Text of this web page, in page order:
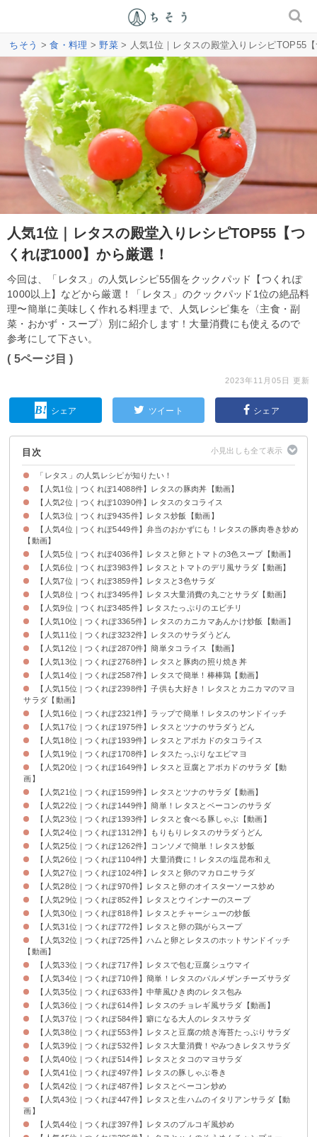
ちそう >食・料理 >野菜> 人気1位｜レタスの殿堂入りレシピTOP55
人気1位｜レタスの殿堂入りレシピTOP55【つ
くれぽ1000】から厳選！
今回は、「レタス」の人気レシピ55個をクックパッド【つくれぽ
1000以上】などから厳選！「レタス」のクックパッド1位の絶品料
理〜簡単に美味しく作れる料理まで、人気レシピ集を〈主食・副
菜・おかず・スープ〉別に紹介します！大量消費にも使えるので
参考にして下さい。
( 5ページ目 )
2023年11月05日 更新
シェア ツイート シェア
目次
「レタス」の人気レシピが知りたい！
【人気1位｜つくれぽ14088件】レタスの豚肉丼【動画】
【人気2位｜つくれぽ10390件】レタスのタコライス
【人気3位｜つくれぽ9435件】レタス炒飯【動画】
【人気4位｜つくれぽ5449件】弁当のおかずにも！レタスの豚肉巻き炒め
【動画】
【人気5位｜つくれぽ4036件】レタスと卵とトマトの3色スープ【動画】
【人気6位｜つくれぽ3983件】レタスとトマトのデリ風サラダ【動画】
【人気7位｜つくれぽ3859件】レタスと3色サラダ
【人気8位｜つくれぽ3495件】レタス大量消費の丸ごとサラダ【動画】
【人気9位｜つくれぽ3485件】レタスたっぷりのエビチリ
【人気10位｜つくれぽ3365件】レタスのカニカマあんかけ炒飯【動画】
【人気11位｜つくれぽ3232件】レタスのサラダうどん
【人気12位｜つくれぽ2870件】簡単タコライス【動画】
【人気13位｜つくれぽ2768件】レタスと豚肉の照り焼き丼
【人気14位｜つくれぽ2587件】レタスで簡単！棒棒鶏【動画】
【人気15位｜つくれぽ2398件】子供も大好き！レタスとカニカマのマヨ
サラダ【動画】
【人気16位｜つくれぽ2321件】ラップで簡単！レタスのサンドイッチ
【人気17位｜つくれぽ1975件】レタスとツナのサラダうどん
【人気18位｜つくれぽ1939件】レタスとアボカドのタコライス
【人気19位｜つくれぽ1708件】レタスたっぷりなエビマヨ
【人気20位｜つくれぽ1649件】レタスと豆腐とアボカドのサラダ【動
画】
【人気21位｜つくれぽ1599件】レタスとツナのサラダ【動画】
【人気22位｜つくれぽ1449件】簡単！レタスとベーコンのサラダ
【人気23位｜つくれぽ1393件】レタスと食べる豚しゃぶ【動画】
【人気24位｜つくれぽ1312件】もりもりレタスのサラダうどん
【人気25位｜つくれぽ1262件】コンソメで簡単！レタス炒飯
【人気26位｜つくれぽ1104件】大量消費に！レタスの塩昆布和え
【人気27位｜つくれぽ1024件】レタスと卵のマカロニサラダ
【人気28位｜つくれぽ970件】レタスと卵のオイスターソース炒め
【人気29位｜つくれぽ852件】レタスとウインナーのスープ
【人気30位｜つくれぽ818件】レタスとチャーシューの炒飯
【人気31位｜つくれぽ772件】レタスと卵の鶏がらスープ
【人気32位｜つくれぽ725件】ハムと卵とレタスのホットサンドイッチ
【動画】
【人気33位｜つくれぽ717件】レタスで包む豆腐シュウマイ
【人気34位｜つくれぽ710件】簡単！レタスのパルメザンチーズサラダ
【人気35位｜つくれぽ633件】中華風ひき肉のレタス包み
【人気36位｜つくれぽ614件】レタスのチョレギ風サラダ【動画】
【人気37位｜つくれぽ584件】癖になる大人のレタスサラダ
【人気38位｜つくれぽ553件】レタスと豆腐の焼き海苔たっぷりサラダ
【人気39位｜つくれぽ532件】レタス大量消費！やみつきレタスサラダ
【人気40位｜つくれぽ514件】レタスとタコのマヨサラダ
【人気41位｜つくれぽ497件】レタスの豚しゃぶ巻き
【人気42位｜つくれぽ487件】レタスとベーコン炒め
【人気43位｜つくれぽ447件】レタスと生ハムのイタリアンサラダ【動
画】
【人気44位｜つくれぽ397件】レタスのプルコギ風炒め